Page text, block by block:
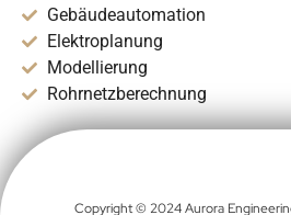
Gebäudeautomation
Elektroplanung
Modellierung
Rohrnetzberechnung
Copyright © 2024 Aurora